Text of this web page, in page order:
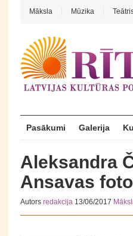
Māksla Mūzika
Pasākumi Galerija
Aleksandra
Ansavas
Autors redakcija 13/06/2017